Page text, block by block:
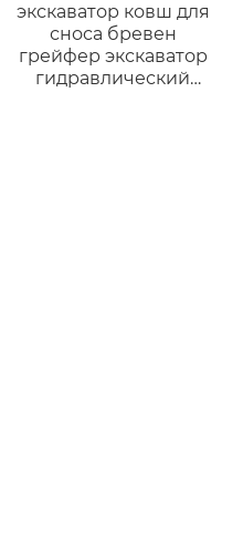
экскаватор ковш для
сноса бревен
грейфер экскаватор
гидравлический